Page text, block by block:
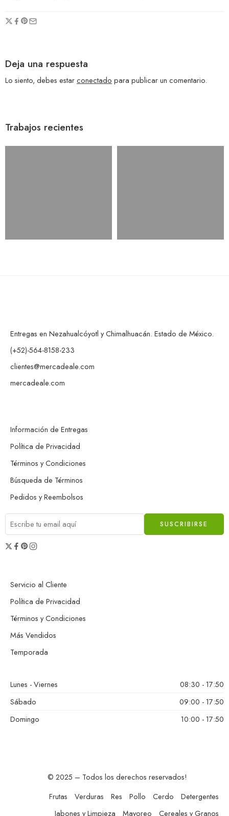
Deja una respuesta
Lo siento, debes estarconectado para publicar un comentario.
Trabajos recientes
Entregas en Nezahualcóyotl y Chimalhuacán. Estado de México.
(+52)-564-8158-233
clientes@mercadeale.com
mercadeale.com
Información de Entregas
Política de Privacidad
Términos y Condiciones
Búsqueda de Términos
Pedidos y Reembolsos
Servicio al Cliente
Política de Privacidad
Términos y Condiciones
Más Vendidos
Temporada
Lunes - Viernes
08:30 - 17:50
Sábado
09:00 - 17:50
Domingo
10:00 - 17:50
© 2025 – Todos los derechos reservados!
Frutas
Verduras Res Pollo Cerdo
Detergentes
Jabones y Limpieza
Mayoreo Cereales y Granos